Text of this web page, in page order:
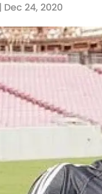
| Dec 24, 2020